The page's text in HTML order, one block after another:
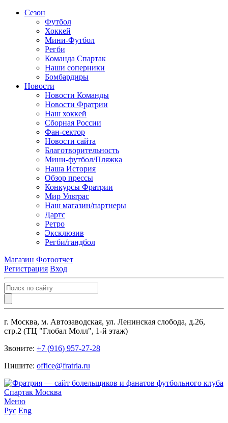
Сезон
Футбол
Хоккей
Мини-Футбол
Регби
Команда Спартак
Наши соперники
Бомбардиры
Новости
Новости Команды
Новости Фратрии
Наш хоккей
Сборная России
Фан-cектор
Новости сайта
Благотворительность
Мини-футбол/Пляжка
Наша История
Обзор прессы
Конкурсы Фратрии
Мир Ультрас
Наш магазин/партнеры
Дартс
Ретро
Эксклюзив
Регби/гандбол
Магазин Фотоотчет
Регистрация Вход
г. Москва, м. Автозаводская, ул. Ленинская слобода, д.26,
стр.2 (ТЦ "Глобал Молл", 1-й этаж)
Звоните: +7 (916) 957-27-28
Пишите: office@fratria.ru
Меню
Рус Eng